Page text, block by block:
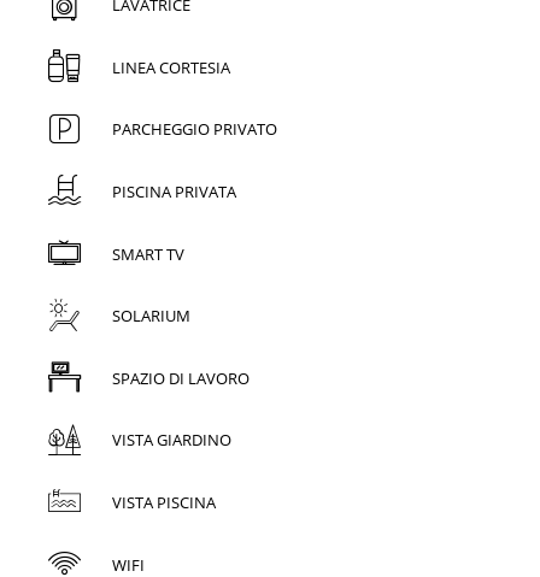
LAVATRICE
LINEA CORTESIA
PARCHEGGIO PRIVATO
PISCINA PRIVATA
SMART TV
SOLARIUM
SPAZIO DI LAVORO
VISTA GIARDINO
VISTA PISCINA
WIFI